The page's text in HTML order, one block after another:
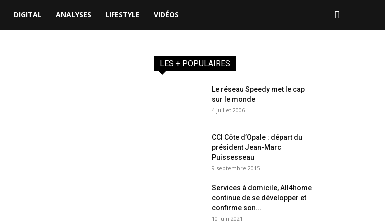
DIGITAL ANALYSES LIFESTYLE VIDÉOS
LES + POPULAIRES
Le réseau Speedy met le cap
sur le monde
4 juillet 2006
CCI Côte d’Opale : départ du
président Jean-Marc
Puissesseau
9 septembre 2015
Services à domicile, All4home
continue de se développer et
confirme son...
10 juin 2021